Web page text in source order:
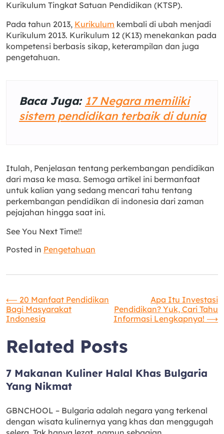
Kurikulum Tingkat Satuan Pendidikan (KTSP).
Pada tahun 2013, Kurikulum kembali di ubah menjadi
Kurikulum 2013. Kurikulum 12 (K13) menekankan pada
kompetensi berbasis sikap, keterampilan dan juga
pengetahuan.
Baca Juga: 17 Negara memiliki
sistem pendidikan terbaik di dunia
Itulah, Penjelasan tentang perkembangan pendidikan
dari masa ke masa. Semoga artikel ini bermanfaat
untuk kalian yang sedang mencari tahu tentang
perkembangan pendidikan di indonesia dari zaman
pejajahan hingga saat ini.
See You Next Time!!
Posted in Pengetahuan
Navigasi
pos
⟵ 20 Manfaat Pendidikan
Bagi Masyarakat
Indonesia
Apa Itu Investasi
Pendidikan? Yuk, Cari Tahu
Informasi Lengkapnya! ⟶
Related Posts
7 Makanan Kuliner Halal Khas Bulgaria
Yang Nikmat
GBNCHOOL – Bulgaria adalah negara yang terkenal
dengan wisata kulinernya yang khas dan menggugah